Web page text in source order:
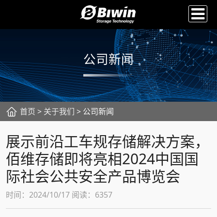
公司新闻
首页 > 关于我们 > 公司新闻
展示前沿工车规存储解决方案，
佰维存储即将亮相2024中国国
际社会公共安全产品博览会
时间：2024/10/17 阅读：6357